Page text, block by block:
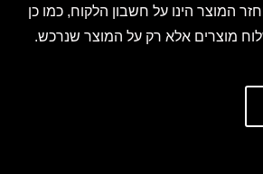
המוצר הינו על חשבון הלקוח, כמו כן
מוצרים אלא רק על המוצר שנרכש.